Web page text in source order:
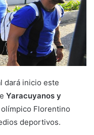
dará inicio este
Yaracuyanos y
Florentino
deportivos.